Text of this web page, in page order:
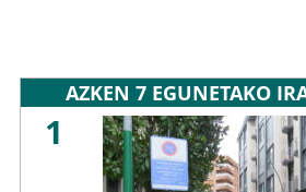
AZKEN 7 EGUNETAKO
1